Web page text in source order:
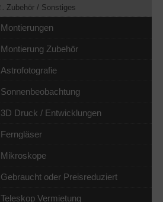
Zubehör / Sonstiges
Montierungen
Montierung Zubehör
Astrofotografie
Sonnenbeobachtung
3D Druck / Entwicklungen
Ferngläser
Mikroskope
Gebraucht oder Preisreduziert
Teleskop Vermietung